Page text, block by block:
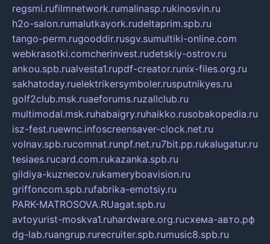
regsmi.rufilmnetwork.rumalinasp.rukinosvin.ru
h2o-salon.rumalutkayork.rudeltaprim.spb.ru
tango-perm.rugooddir.rusgv.sumultiki-online.com
webkrasotki.comcherinvest.rudetskiy-ostrov.ru
ankou.spb.rualvesta1.rupdf-creator.runix-files.org.ru
sakhatoday.ruelektrikersymboler.rusputnikyes.ru
golf2club.msk.ruaeforums.ruzallclub.ru
multimodal.msk.ruhabaigry.ruhaikko.rusobakopedia.ru
isz-fest.ruewnc.infoscreensaver-clock.net.ru
volnav.spb.rucomnat.runpf.net.ru7bit.pp.rukalugatur.ru
tesiaes.rucard.com.rukazanka.spb.ru
gildiya-kuznecov.rukameryboavision.ru
griffoncom.spb.rufabrika-emotsiy.ru
PARK-MATROSOVA.RUagat.spb.ru
avtoyurist-moskva1.ruhardware.org.ruсхема-авто.рф
dg-lab.ruangrup.rurecruiter.spb.rumusic8.spb.ru